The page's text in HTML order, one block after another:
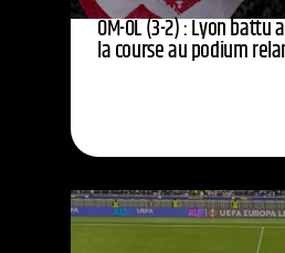
OM-OL (3-2) : Lyon battu
la course au podium